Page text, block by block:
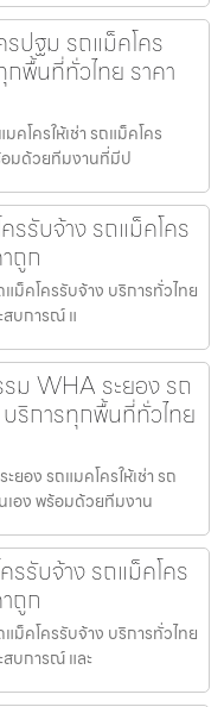
รปฐม รถแม็คโคร
กพื้นที่ทั่วไทย ราคา
คโครให้เช่า รถแม็คโคร
อมด้วยทีมงานที่มีป
รรับจ้าง รถแม็คโคร
ถูก
ม็คโครรับจ้าง บริการทั่วไทย
สบการณ์ แ
ม WHA ระยอง รถ
บริการทุกพื้นที่ทั่วไทย
อง รถแมคโครให้เช่า รถ
เอง พร้อมด้วยทีมงาน
รรับจ้าง รถแม็คโคร
ถูก
ม็คโครรับจ้าง บริการทั่วไทย
บการณ์ และ